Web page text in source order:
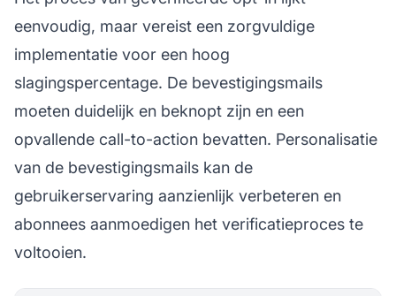
eenvoudig, maar vereist een zorgvuldige
implementatie voor een hoog
slagingspercentage. De bevestigingsmails
moeten duidelijk en beknopt zijn en een
opvallende call-to-action bevatten. Personalisatie
van de bevestigingsmails kan de
gebruikerservaring aanzienlijk verbeteren en
abonnees aanmoedigen het verificatieproces te
voltooien.